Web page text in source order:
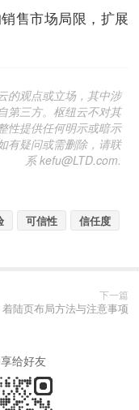
售市场局限，扩展
的观点或立场，其中涉
第三方。枢纽云不对其
性提供任何明示或暗示
有疑问或需删除，请联
系 kefu@LTD.com.
可信性
信任度
下一篇
着陆页布局方法与注意事项
给好友